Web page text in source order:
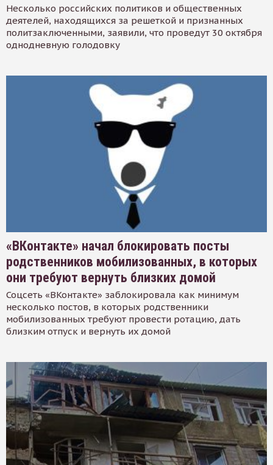
Несколько российских политиков и общественных
деятелей, находящихся за решеткой и признанных
политзаключенными, заявили, что проведут 30 октября
однодневную голодовку
«ВКонтакте» начал блокировать посты
родственников мобилизованных, в которых
они требуют вернуть близких домой
Соцсеть «ВКонтакте» заблокировала как минимум
несколько постов, в которых родственники
мобилизованных требуют провести ротацию, дать
близким отпуск и вернуть их домой